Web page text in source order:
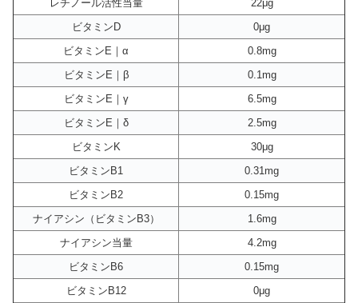
レチノール活性当量
22μg
ビタミンD
0μg
ビタミンE｜α
0.8mg
ビタミンE｜β
0.1mg
ビタミンE｜γ
6.5mg
ビタミンE｜δ
2.5mg
ビタミンK
30μg
ビタミンB1
0.31mg
ビタミンB2
0.15mg
ナイアシン（ビタミンB3）
1.6mg
ナイアシン当量
4.2mg
ビタミンB6
0.15mg
ビタミンB12
0μg